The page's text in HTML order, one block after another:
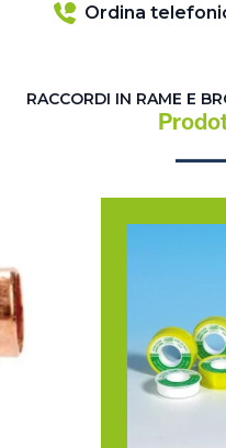
Ordina
RACCORDI IN RAME E